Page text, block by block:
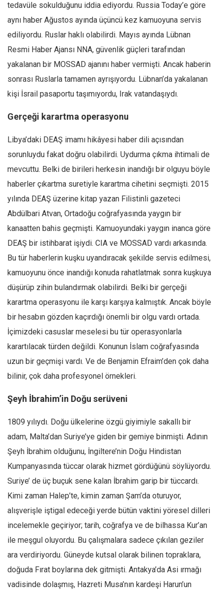
Gıda-Beslenme
Hayat
Türkiye
Afrika
İslam Dünyası
Amerika
Avustralya
Tarih
Düşünce
tedavüle sokulduğunu iddia ediyordu. Russia Today’e göre
aynı haber Ağustos ayında üçüncü kez kamuoyuna servis
ediliyordu. Ruslar haklı olabilirdi. Mayıs ayında Lübnan
Resmi Haber Ajansı NNA, güvenlik güçleri tarafından
yakalanan bir MOSSAD ajanını haber vermişti. Ancak haberin
sonrası Ruslarla tamamen ayrışıyordu. Lübnan’da yakalanan
kişi İsrail pasaportu taşımıyordu, Irak vatandaşıydı.
Gerçeği karartma operasyonu
Libya’daki DEAŞ imamı hikâyesi haber dili açısından
sorunluydu fakat doğru olabilirdi. Uydurma çıkma ihtimali de
mevcuttu. Belki de birileri herkesin inandığı bir olguyu böyle
haberler çıkartma suretiyle karartma cihetini seçmişti. 2015
yılında DEAŞ üzerine kitap yazan Filistinli gazeteci
Abdülbari Atvan, Ortadoğu coğrafyasında yaygın bir
kanaatten bahis geçmişti. Kamuoyundaki yaygın inanca göre
DEAŞ bir istihbarat işiydi. CIA ve MOSSAD vardı arkasında.
Bu tür haberlerin kuşku uyandıracak şekilde servis edilmesi,
kamuoyunu önce inandığı konuda rahatlatmak sonra kuşkuya
düşürüp zihin bulandırmak olabilirdi. Belki bir gerçeği
karartma operasyonu ile karşı karşıya kalmıştık. Ancak böyle
bir hesabın gözden kaçırdığı önemli bir olgu vardı ortada.
İçimizdeki casuslar meselesi bu tür operasyonlarla
karartılacak türden değildi. Konunun İslam coğrafyasında
uzun bir geçmişi vardı. Ve de Benjamin Efraim’den çok daha
bilinir, çok daha profesyonel örnekleri.
Şeyh İbrahim’in Doğu serüveni
1809 yılıydı. Doğu ülkelerine özgü giyimiyle sakallı bir
adam, Malta’dan Suriye’ye giden bir gemiye binmişti. Adının
Şeyh İbrahim olduğunu, İngiltere’nin Doğu Hindistan
Kumpanyasında tüccar olarak hizmet gördüğünü söylüyordu.
Suriye’ de üç buçuk sene kalan İbrahim garip bir tüccardı.
Kimi zaman Halep’te, kimin zaman Şam’da oturuyor,
alışverişle iştigal edeceği yerde bütün vaktini yöresel dilleri
incelemekle geçiriyor; tarih, coğrafya ve de bilhassa Kur’an
ile meşgul oluyordu. Bu çalışmalara sadece çıkılan geziler
ara verdiriyordu. Güneyde kutsal olarak bilinen topraklara,
doğuda Fırat boylarına dek gitmişti. Antakya’da Asi ırmağı
vadisinde dolaşmış, Hazreti Musa’nın kardeşi Harun’un